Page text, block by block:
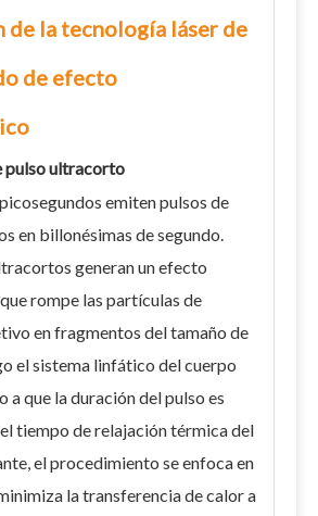
de la tecnología láser de
de efecto
pulso ultracorto
emiten pulsos de
en billonésimas de segundo.
generan un efecto
rompe las partículas de
en fragmentos del tamaño de
el sistema linfático del cuerpo
a que la duración del pulso es
tiempo de relajación térmica del
el procedimiento se enfoca en
la transferencia de calor a